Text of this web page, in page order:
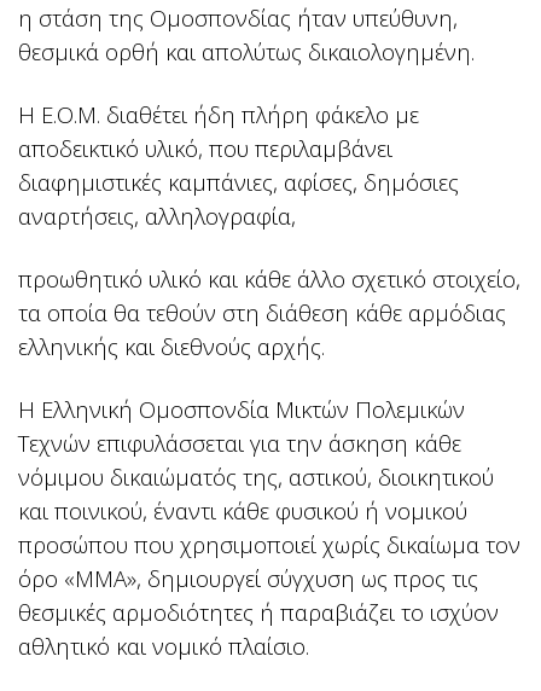
η στάση της Ομοσπονδίας ήταν υπεύθυνη,
θεσμικά ορθή και απολύτως δικαιολογημένη.
Η Ε.Ο.Μ. διαθέτει ήδη πλήρη φάκελο με
αποδεικτικό υλικό, που περιλαμβάνει
διαφημιστικές καμπάνιες, αφίσες, δημόσιες
αναρτήσεις, αλληλογραφία,
προωθητικό υλικό και κάθε άλλο σχετικό στοιχείο,
τα οποία θα τεθούν στη διάθεση κάθε αρμόδιας
ελληνικής και διεθνούς αρχής.
Η Ελληνική Ομοσπονδία Μικτών Πολεμικών
Τεχνών επιφυλάσσεται για την άσκηση κάθε
νόμιμου δικαιώματός της, αστικού, διοικητικού
και ποινικού, έναντι κάθε φυσικού ή νομικού
προσώπου που χρησιμοποιεί χωρίς δικαίωμα τον
όρο «MMA», δημιουργεί σύγχυση ως προς τις
θεσμικές αρμοδιότητες ή παραβιάζει το ισχύον
αθλητικό και νομικό πλαίσιο.